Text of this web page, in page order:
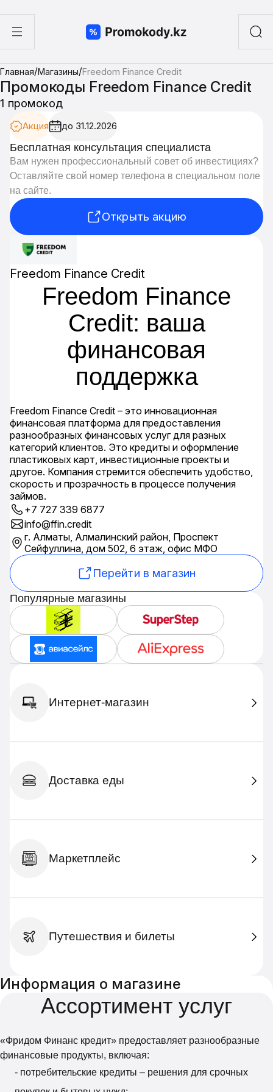
суши
Главная/Магазины/Freedom Finance Credit
Промокоды Freedom Finance Credit
1 промокод
Акция до 31.12.2026
Бесплатная консультация специалиста
Вам нужен профессиональный совет об инвестициях?
Оставляйте свой номер телефона в специальном поле
на сайте.
Открыть акцию
Freedom Finance Credit
Freedom Finance
Credit: ваша
финансовая
поддержка
Freedom Finance Credit – это инновационная
финансовая платформа для предоставления
разнообразных финансовых услуг для разных
категорий клиентов. Это кредиты и оформление
пластиковых карт, инвестиционные проекты и
другое. Компания стремится обеспечить удобство,
скорость и прозрачность в процессе получения
займов.
+7 727 339 6877
info@ffin.credit
г. Алматы, Алмалинский район, Проспект
Сейфуллина, дом 502, 6 этаж, офис МФО
Перейти в магазин
Популярные магазины
Интернет-магазин
Доставка еды
Маркетплейс
Путешествия и билеты
Информация о магазине
Ассортимент услуг
«Фридом Финанс кредит» предоставляет разнообразные
финансовые продукты, включая:
- потребительские кредиты – решения для срочных